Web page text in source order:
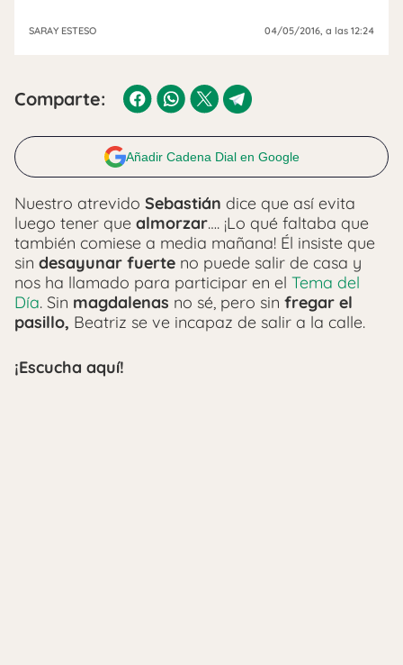
SARAY ESTESO 04/05/2016 , a las 12:24
Comparte:
Añadir Cadena Dial en Google
Nuestro atrevido Sebastián dice que así evita
luego tener que almorzar…. ¡Lo qué faltaba que
también comiese a media mañana! Él insiste que
sin desayunar fuerte no puede salir de casa y
nos ha llamado para participar en el Tema del
Día. Sin magdalenas no sé, pero sin fregar el
pasillo, Beatriz se ve incapaz de salir a la calle.
¡Escucha aquí!